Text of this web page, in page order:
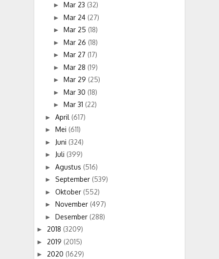
► Mar 23 (32)
► Mar 24 (27)
► Mar 25 (18)
► Mar 26 (18)
► Mar 27 (17)
► Mar 28 (19)
► Mar 29 (25)
► Mar 30 (18)
► Mar 31 (22)
► April (617)
► Mei (611)
► Juni (324)
► Juli (399)
► Agustus (516)
► September (539)
► Oktober (552)
► November (497)
► Desember (288)
► 2018 (3209)
► 2019 (2015)
► 2020 (1629)